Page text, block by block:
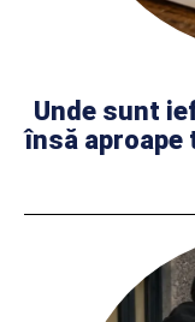
Unde sunt
însă aproape